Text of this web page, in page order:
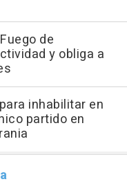
de
y obliga a
inhabilitar en
partido en